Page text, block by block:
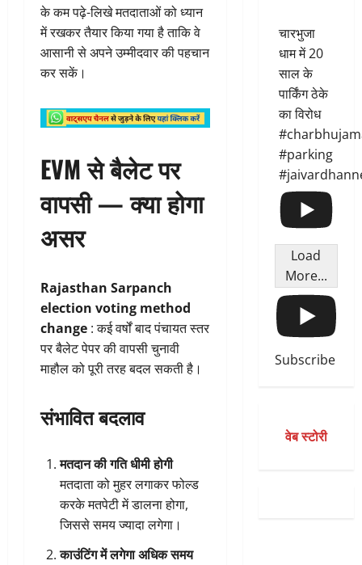
के कम पढ़े-लिखे मतदाताओं को ध्यान
में रखकर तैयार किया गया है ताकि वे
आसानी से अपने उम्मीदवार की पहचान
कर सकें।
EVM से बैलेट पर
वापसी — क्या होगा
असर
Rajasthan Sarpanch
election voting method
change : कई वर्षों बाद पंचायत स्तर
पर बैलेट पेपर की वापसी चुनावी
माहौल को पूरी तरह बदल सकती है।
संभावित बदलाव
मतदान की गति धीमी होगी
मतदाता को मुहर लगाकर फोल्ड
करके मतपेटी में डालना होगा,
जिससे समय ज्यादा लगेगा।
काउंटिंग में लगेगा अधिक समय
चारभुजा
धाम में 20
साल के
पार्किंग ठेके
का विरोध
#parking
Load
More...
Subscribe
वेब स्टोरी